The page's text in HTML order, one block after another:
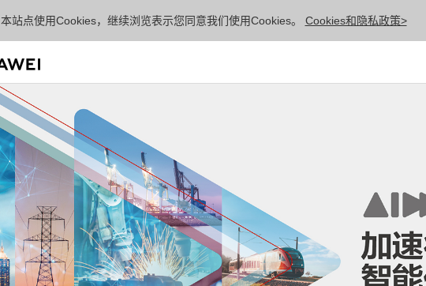
本站点使用Cookies，继续浏览表示您同意我们使用Cookies。 Cookies和隐私政策>